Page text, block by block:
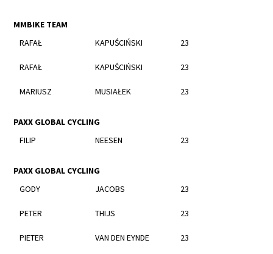
MMBIKE TEAM
RAFAŁ
KAPUŚCIŃSKI 23
RAFAŁ KAPUŚCIŃSKI 23
MARIUSZ MUSIAŁEK 23
PAXX GLOBAL CYCLING
FILIP
NEESEN 23
PAXX GLOBAL CYCLING
GODY
JACOBS 23
PETER THIJS 23
PIETER VAN DEN EYNDE 23